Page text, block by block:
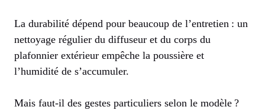
La durabilité dépend pour beaucoup de l’entretien : un
nettoyage régulier du diffuseur et du corps du
plafonnier extérieur empêche la poussière et
l’humidité de s’accumuler.
Mais faut-il des gestes particuliers selon le modèle ?